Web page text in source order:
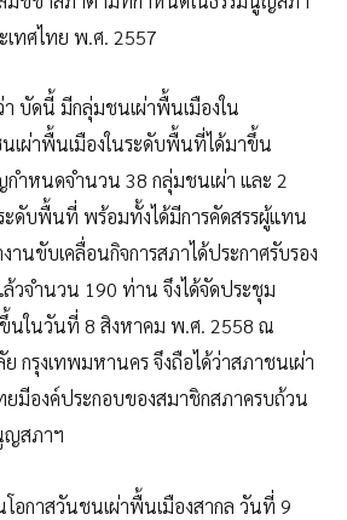
เทศไทย พ.ศ. 2557
บัดนี้ มีกลุ่มชนเผ่าพื้นเมืองใน
เผ่าพื้นเมืองในระดับพื้นที่ได้มาขึ้น
ำหนดจำนวน 38 กลุ่มชนเผ่า และ 2
ะดับพื้นที่ พร้อมทั้งได้มีการคัดสรรผู้แทน
นขับเคลื่อนกิจการสภาได้ประกาศรับรอง
วจำนวน 190 ท่าน จึงได้จัดประชุม
นในวันที่ 8 สิงหาคม พ.ศ. 2558 ณ
กรุงเทพมหานคร จึงถือได้ว่าสภาชนเผ่า
ยมีองค์ประกอบของสมาชิกสภาครบถ้วน
ญสภาฯ
โอกาสวันชนเผ่าพื้นเมืองสากล วันที่ 9